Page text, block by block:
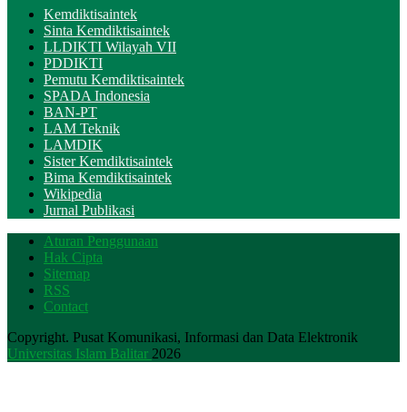
Kemdiktisaintek
Sinta Kemdiktisaintek
LLDIKTI Wilayah VII
PDDIKTI
Pemutu Kemdiktisaintek
SPADA Indonesia
BAN-PT
LAM Teknik
LAMDIK
Sister Kemdiktisaintek
Bima Kemdiktisaintek
Wikipedia
Jurnal Publikasi
Aturan Penggunaan
Hak Cipta
Sitemap
RSS
Contact
Copyright. Pusat Komunikasi, Informasi dan Data Elektronik
Universitas Islam Balitar 2026